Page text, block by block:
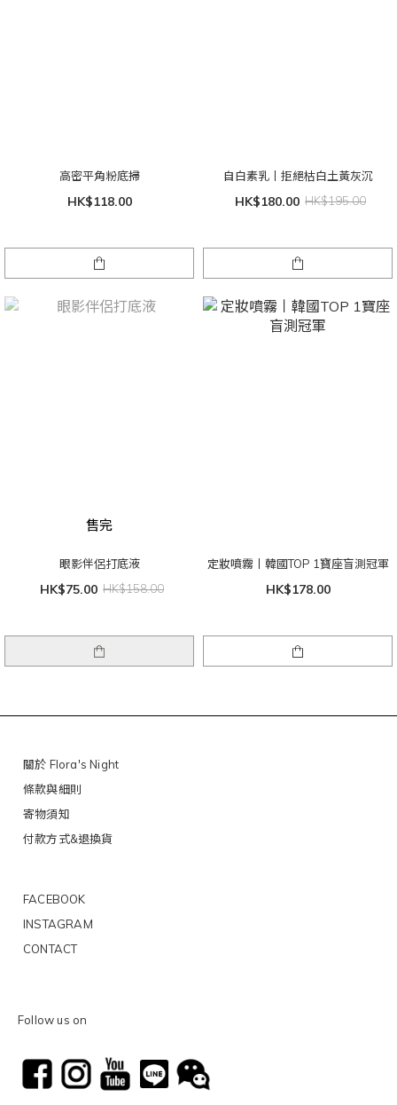
高密平角粉底掃
HK$118.00
自白素乳丨拒絕枯白土黃灰沉
HK$180.00 HK$195.00
售完
眼影伴侶打底液
HK$75.00 HK$158.00
定妝噴霧丨韓國TOP 1寶座盲測冠軍
HK$178.00
關於 Flora's Night
條款與細則
寄物須知
付款方式&退換貨
FACEBOOK
INSTAGRAM
CONTACT
Follow us on